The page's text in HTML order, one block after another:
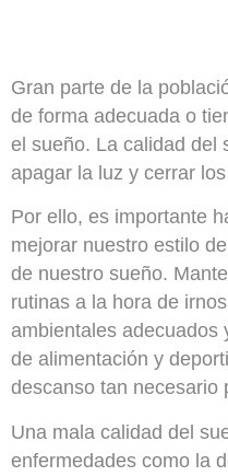
Gran parte de la
de forma adecuada o
el sueño. La calidad del
apagar la luz y cerrar
Por ello, es importante
mejorar nuestro estilo
de nuestro sueño.
rutinas a la hora de
ambientales adecuados
de alimentación y
descanso tan necesario
Una mala calidad del
enfermedades como la